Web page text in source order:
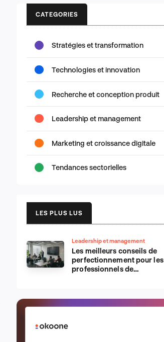
CATEGORIES
Stratégies et transformation
Technologies et innovation
Recherche et conception produit
Leadership et management
Marketing et croissance digitale
Tendances sectorielles
LES PLUS LUS
Leadership et management
Les meilleurs conseils de
perfectionnement pour les
professionnels de